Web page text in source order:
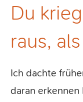
Du
raus,
Ich dachte
daran